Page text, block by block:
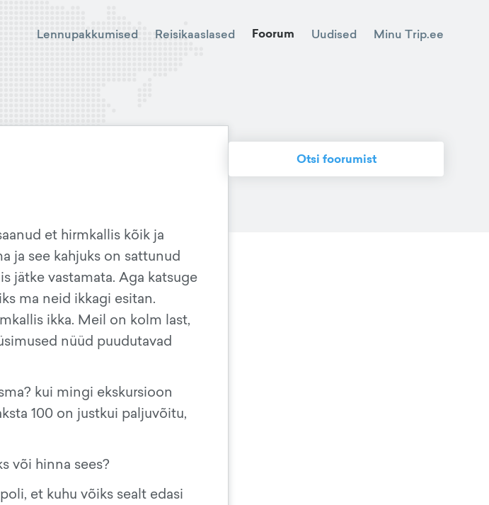
Lennupakkumised Reisikaaslased Foorum Uudised Minu Trip.ee
et hirmkallis kõik ja
ja see kahjuks on sattunud
jätke vastamata. Aga katsuge
ma neid ikkagi esitan.
ikka. Meil on kolm last,
nüüd puudutavad
kui mingi ekskursioon
100 on justkui paljuvõitu,
või hinna sees?
et kuhu võiks sealt edasi
Otsi foorumist